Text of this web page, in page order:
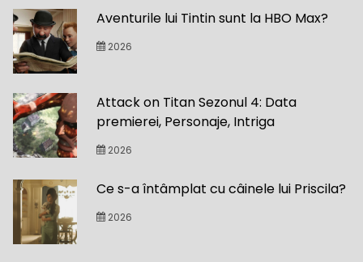
Aventurile lui Tintin sunt la HBO Max?
2026
Attack on Titan Sezonul 4: Data
premierei, Personaje, Intriga
2026
Ce s-a întâmplat cu câinele lui Priscila?
2026